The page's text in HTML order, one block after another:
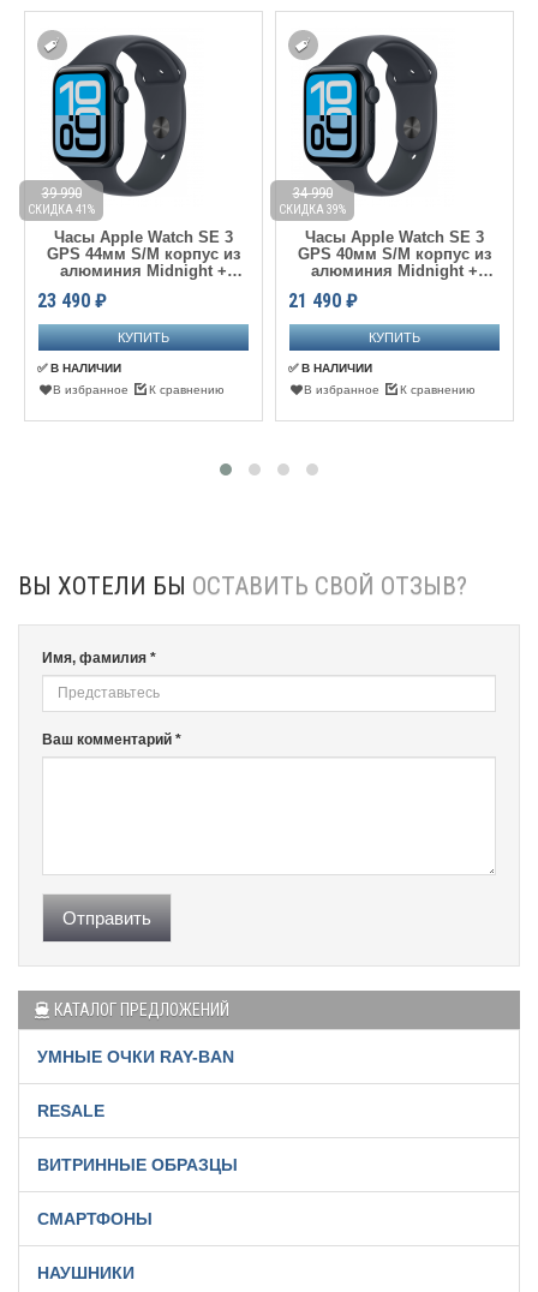
Часы Apple Watch SE 3
GPS 44мм S/M корпус из
алюминия Midnight +
23 490 ₽
39 990
СКИДКА 41%
✅ В НАЛИЧИИ
В избранное
К сравнению
Часы Apple Watch SE 3
GPS 40мм S/M корпус из
алюминия Midnight +
21 490 ₽
34 990
СКИДКА 39%
✅ В НАЛИЧИИ
В избранное
К сравнению
ВЫ ХОТЕЛИ БЫ ОСТАВИТЬ СВОЙ ОТЗЫВ?
Имя, фамилия *
Ваш комментарий *
Отправить
КАТАЛОГ ПРЕДЛОЖЕНИЙ
УМНЫЕ ОЧКИ RAY-BAN
RESALE
ВИТРИННЫЕ ОБРАЗЦЫ
СМАРТФОНЫ
НАУШНИКИ